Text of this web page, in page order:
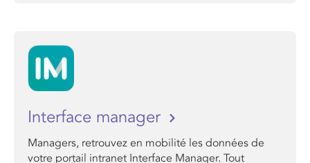
Interface manager
Managers, retrouvez en mobilité les données de
votre portail intranet Interface Manager. Tout